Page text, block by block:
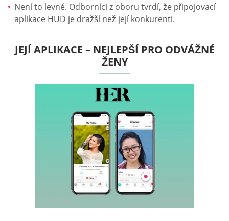
Není to levné. Odborníci z oboru tvrdí, že připojovací
aplikace HUD je dražší než její konkurenti.
JEJÍ APLIKACE – NEJLEPŠÍ PRO ODVÁŽNÉ
ŽENY